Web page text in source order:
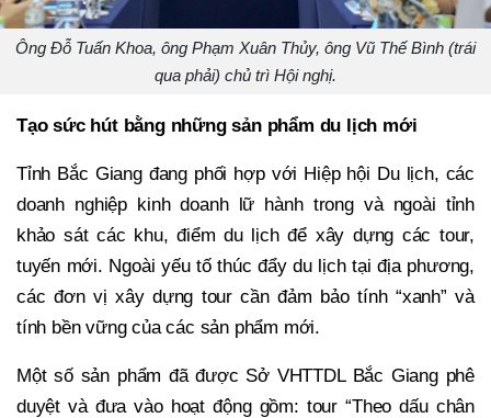
Ông Đỗ Tuấn Khoa, ông Phạm Xuân Thủy, ông Vũ Thế Bình (trái
qua phải) chủ trì Hội nghị.
Tạo sức hút bằng những sản phẩm du lịch mới
Tỉnh Bắc Giang đang phối hợp với Hiệp hội Du lịch, các
doanh nghiệp kinh doanh lữ hành trong và ngoài tỉnh
khảo sát các khu, điểm du lịch để xây dựng các tour,
tuyến mới. Ngoài yếu tố thúc đẩy du lịch tại địa phương,
các đơn vị xây dựng tour cần đảm bảo tính “xanh” và
tính bền vững của các sản phẩm mới.
Một số sản phẩm đã được Sở VHTTDL Bắc Giang phê
duyệt và đưa vào hoạt động gồm: tour “Theo dấu chân